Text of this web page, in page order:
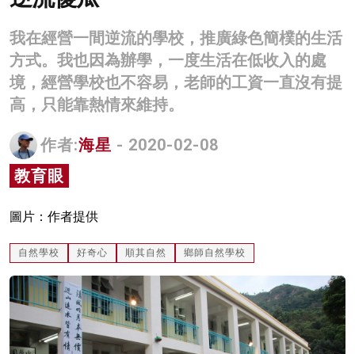
商業
科技
名家榜
灼見活動
關於我們
我在經營一間逆流的學校，推廣綠色簡樸的生活
方式。我也因為辦學，一度生活在低收入的處
境，經營學校也不容易，老師的工資一直沒有提
高，只能靠熱情來維持。
作者:海星 - 2020-02-08
教育眼
圖片：作者提供
自然學校 好奇心 順其自然 鄉師自然學校